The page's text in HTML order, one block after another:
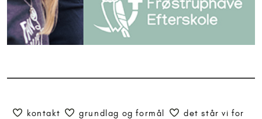
kontakt grundlag og formål
det står vi for